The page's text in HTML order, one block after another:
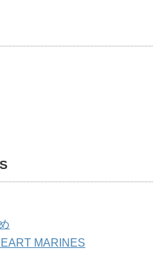
MARINES